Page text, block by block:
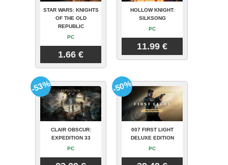
STAR WARS: KNIGHTS
OF THE OLD
REPUBLIC
PC
1.66 €
HOLLOW KNIGHT:
SILKSONG
PC
11.99 €
CLAIR OBSCUR:
EXPEDITION 33
PC
-53%
007 FIRST LIGHT
DELUXE EDITION
PC
-50%